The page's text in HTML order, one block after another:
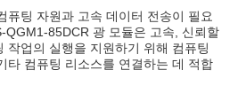
퓨팅 자원과 고속 데이터 전송이 필요
QGM1-85DCR 광 모듈은 고속, 신뢰할
작업의 실행을 지원하기 위해 컴퓨팅
타 컴퓨팅 리소스를 연결하는 데 적합